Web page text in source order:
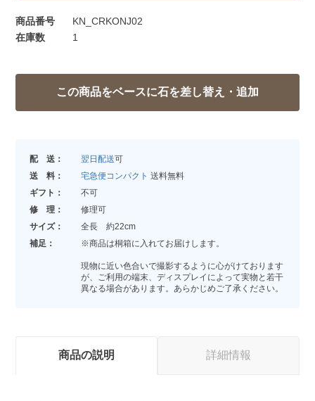
商品番号
KN_CRKONJ02
在庫数
1
配 送： 翌日配送可
送 料：
宅急便コンパクト 送料無料
ギフト：
不可
修 理：
修理可
サイズ：
全長 約22cm
補足：
※商品は桐箱に入れてお届けします。
現物に近い色合いで撮影するように心がけております
が、ご利用の端末、ディスプレイによって実物と若干
異なる場合があります。あらかじめご了承ください。
商品の説明 詳細情報